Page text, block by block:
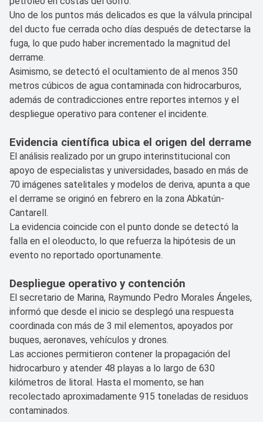
Uno de los puntos más delicados es que la válvula principal
del ducto fue cerrada ocho días después de detectarse la
fuga, lo que pudo haber incrementado la magnitud del
derrame.
Asimismo, se detectó el ocultamiento de al menos 350
metros cúbicos de agua contaminada con hidrocarburos,
además de contradicciones entre reportes internos y el
despliegue operativo para contener el incidente.
Evidencia científica ubica el origen del derrame
El análisis realizado por un grupo interinstitucional con
apoyo de especialistas y universidades, basado en más de
70 imágenes satelitales y modelos de deriva, apunta a que
el derrame se originó en febrero en la zona Abkatún-
Cantarell.
La evidencia coincide con el punto donde se detectó la
falla en el oleoducto, lo que refuerza la hipótesis de un
evento no reportado oportunamente.
Despliegue operativo y contención
El secretario de Marina, Raymundo Pedro Morales Ángeles,
informó que desde el inicio se desplegó una respuesta
coordinada con más de 3 mil elementos, apoyados por
buques, aeronaves, vehículos y drones.
Las acciones permitieron contener la propagación del
hidrocarburo y atender 48 playas a lo largo de 630
kilómetros de litoral. Hasta el momento, se han
recolectado aproximadamente 915 toneladas de residuos
contaminados.